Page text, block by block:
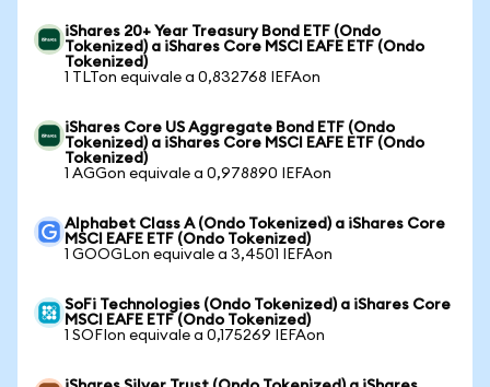
iShares 20+ Year Treasury Bond ETF (Ondo
Tokenized) a iShares Core MSCI EAFE ETF (Ondo
Tokenized)
1 TLTon equivale a 0,832768 IEFAon
iShares Core US Aggregate Bond ETF (Ondo
Tokenized) a iShares Core MSCI EAFE ETF (Ondo
Tokenized)
1 AGGon equivale a 0,978890 IEFAon
Alphabet Class A (Ondo Tokenized) a iShares Core
MSCI EAFE ETF (Ondo Tokenized)
1 GOOGLon equivale a 3,4501 IEFAon
SoFi Technologies (Ondo Tokenized) a iShares Core
MSCI EAFE ETF (Ondo Tokenized)
1 SOFIon equivale a 0,175269 IEFAon